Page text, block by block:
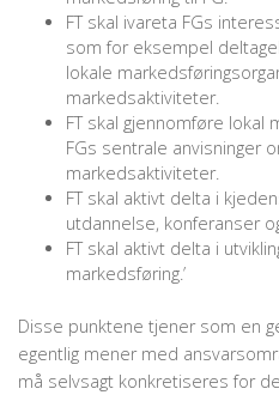
FT skal ivareta FGs
som for eksempel
lokale
markedsaktiviteter.
FT skal gjennomføre lokal
FGs sentrale anvisninger
markedsaktiviteter.
FT skal aktivt delta i
utdannelse, konferanser
FT skal aktivt delta i
markedsføring.’
Disse punktene tjener som en
egentlig mener med
må selvsagt konkretiseres for